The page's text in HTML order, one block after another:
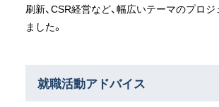
刷新、CSR経営など、幅広いテーマのプロ
ました。
就職活動アドバイス